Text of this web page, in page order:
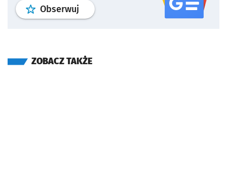
Obserwuj profil serwisu
ZOBACZ TAKŻE